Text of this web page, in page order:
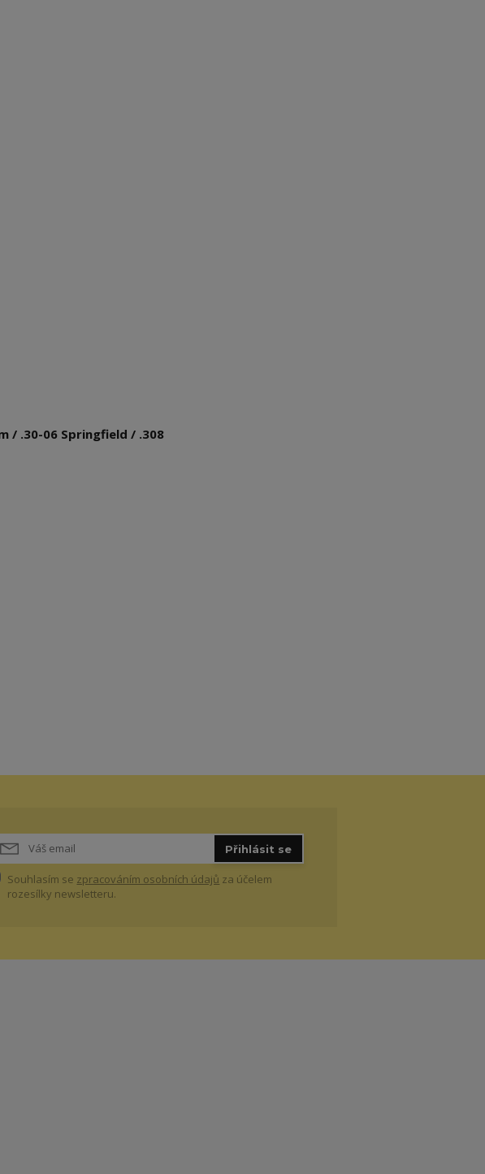
/ .30-06 Springfield / .308
Přihlásit se
Souhlasím se zpracováním osobních údajů za účelem
rozesílky newsletteru.